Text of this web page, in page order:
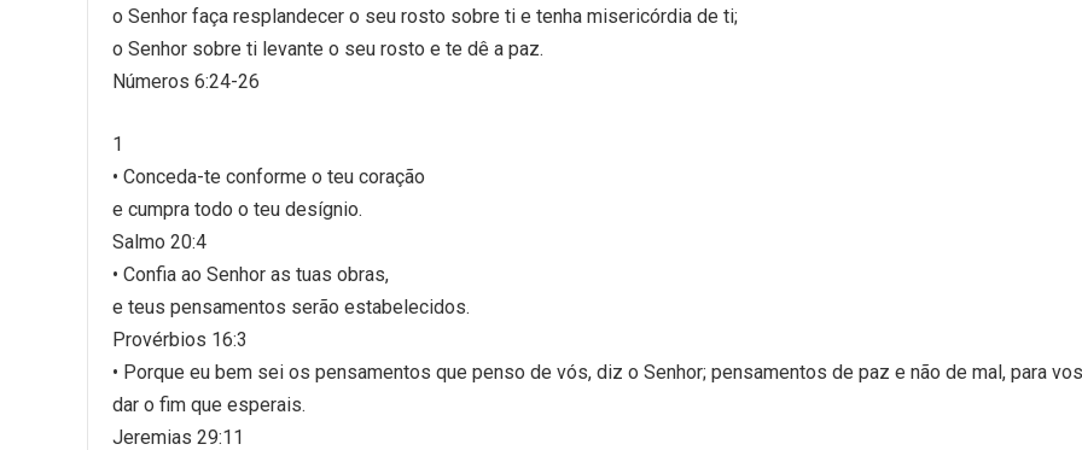
o Senhor faça resplandecer o seu rosto sobre ti e tenha misericórdia de ti;
o Senhor sobre ti levante o seu rosto e te dê a paz.
Números 6:24-26
1
• Conceda-te conforme o teu coração
e cumpra todo o teu desígnio.
Salmo 20:4
• Confia ao Senhor as tuas obras,
e teus pensamentos serão estabelecidos.
Provérbios 16:3
• Porque eu bem sei os pensamentos que penso de vós, diz o Senhor; pensamentos de paz e não de mal, para vos
dar o fim que esperais.
Jeremias 29:11